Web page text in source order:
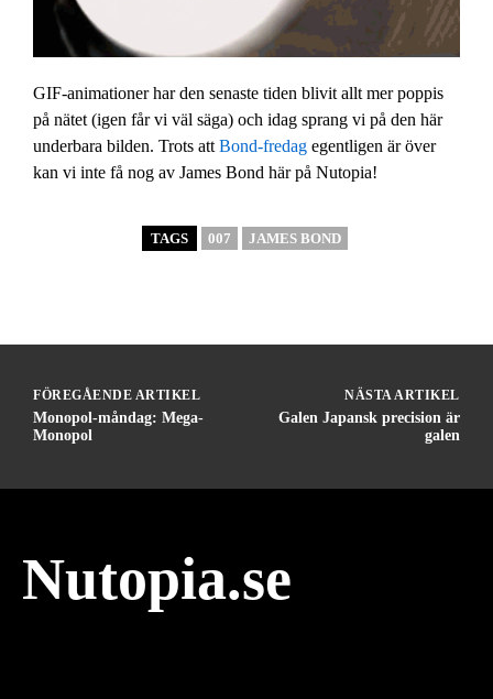
GIF-animationer har den senaste tiden blivit allt mer poppis
på nätet (igen får vi väl säga) och idag sprang vi på den här
underbara bilden. Trots att Bond-fredag egentligen är över
kan vi inte få nog av James Bond här på Nutopia!
TAGS 007 JAMES BOND
FÖREGÅENDE ARTIKEL
Monopol-måndag: Mega-
Monopol
NÄSTA ARTIKEL
Galen Japansk precision är
galen
Nutopia.se